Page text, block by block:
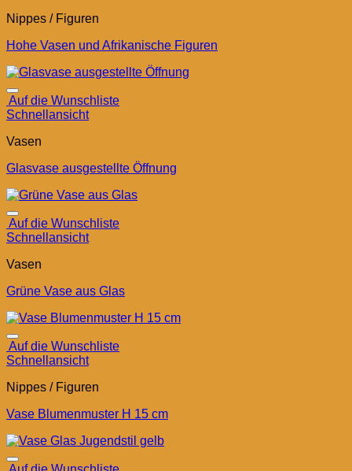
Nippes / Figuren
Hohe Vasen und Afrikanische Figuren
Auf die Wunschliste
Schnellansicht
Vasen
Glasvase ausgestellte Öffnung
Auf die Wunschliste
Schnellansicht
Vasen
Grüne Vase aus Glas
Auf die Wunschliste
Schnellansicht
Nippes / Figuren
Vase Blumenmuster H 15 cm